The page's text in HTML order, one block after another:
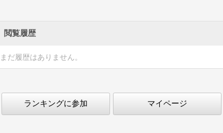
閲覧履歴
まだ履歴はありません。
ランキングに参加 マイページ